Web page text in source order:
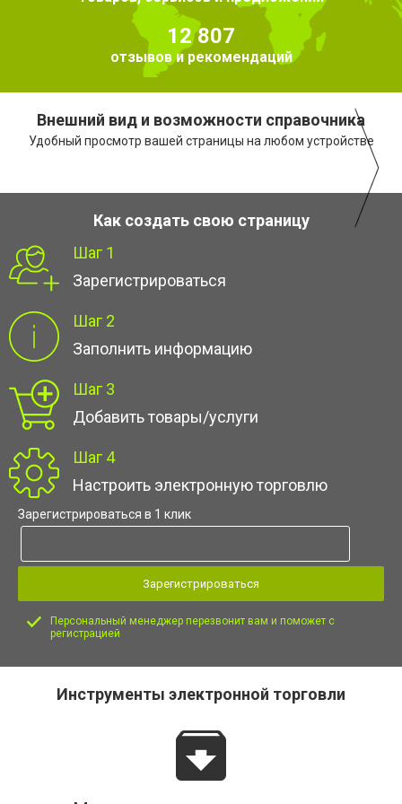
12 807
отзывов и рекомендаций
Внешний вид и возможности справочника
Удобный просмотр вашей страницы на любом устройстве
Как создать свою страницу
Шаг 1
Зарегистрироваться
Шаг 2
Заполнить информацию
Шаг 3
Добавить товары/услуги
Шаг 4
Настроить электронную торговлю
Зарегистрироваться в 1 клик
Зарегистрироваться
Персональный менеджер перезвонит вам и поможет с
регистрацией
Инструменты электронной торговли